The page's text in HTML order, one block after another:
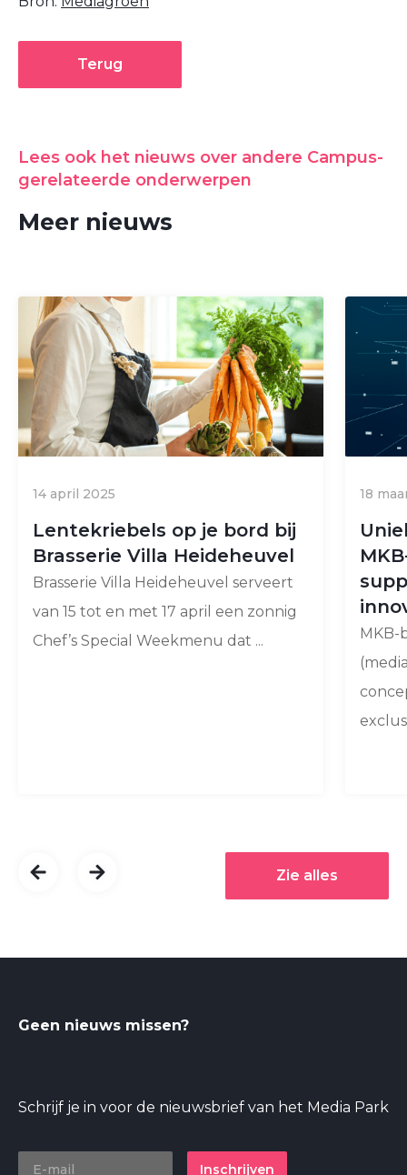
Terug
Lees ook het nieuws over andere Campus-
gerelateerde onderwerpen
Meer nieuws
14 april 2025
Lentekriebels op je bord bij
Brasserie Villa Heideheuvel
Brasserie Villa Heideheuvel serveert
van 15 tot en met 17 april een zonnig
Chef’s Special Weekmenu dat ...
18
MKB-
Zie alles
Geen nieuws missen?
Schrijf je in voor de nieuwsbrief van het Media Park
Inschrijven